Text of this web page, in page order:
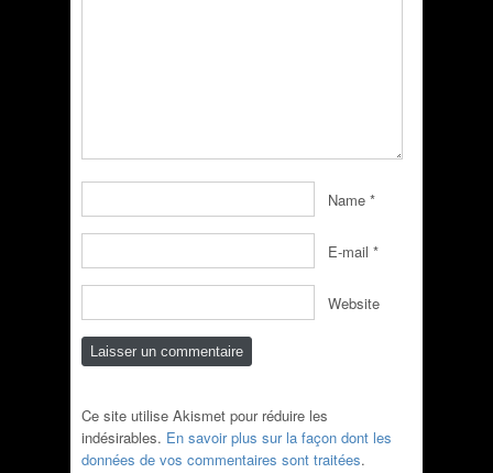
Name *
E-mail *
Website
Ce site utilise Akismet pour réduire les
indésirables. En savoir plus sur la façon dont les
données de vos commentaires sont traitées.